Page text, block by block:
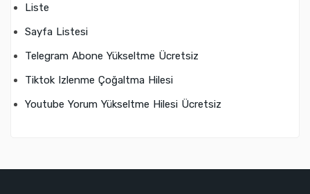
Liste
Sayfa Listesi
Telegram Abone Yükseltme Ücretsiz
Tiktok Izlenme Çoğaltma Hilesi
Youtube Yorum Yükseltme Hilesi Ücretsiz